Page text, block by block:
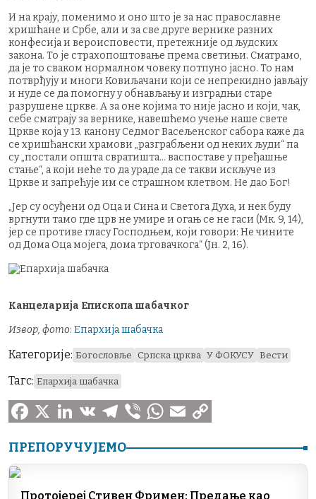
‍И на крају, поменимо и оно што је за нас православне
хришћане и Србе, али и за све друге вернике разних
конфесија и вероисповести, претежније од људских
закона. То је страхопоштовање према светињи. Сматрамо,
да је то сваком нормалном човеку потпуно јасно. То нам
потврђују и многи Ковиљачани који се непрекидно јављају
и нуде се да помогну у обнављању и изградњи старе
разрушене цркве. А за оне којима то није јасно и који, чак,
себе сматрају за вернике, навешћемо учење наше свете
Цркве која у 13. канону Седмог Васељенског сабора каже да
се хришћански храмови „разграбљени од неких људи“ па
су „постали општа свратишта... васпоставе у пређашње
стање“, а који неће то да ураде да се такви искључе из
Цркве и запрећује им се страшном клетвом. Не дао Бог!
‍„Јер су осуђени од Оца и Сина и Светога Духа, и нек буду
вргнути тамо где црв не умире и огањ се не гаси (Мк. 9, 14),
јер се противе гласу Господњем, који говори: Не чините
од Дома Оца мојега, дома трговачкога“ (Јн. 2, 16).
‍Канцеларија Епископа шабачког
Извор, фото: Епархија шабачка
Категорије: Богословље Српска црква У ФОКУСУ Вести
Тагс: Епархија шабачка
a
c
i
K
e
i
ПРЕПОРУЧУЈЕМО
Протојереј Стивен Фримен: Предање као